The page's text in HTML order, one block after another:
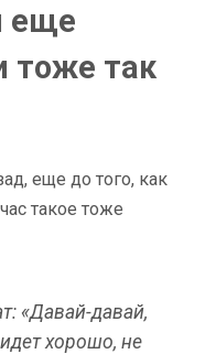
еще
тоже так
еще до того, как
такое тоже
«Давай-давай,
хорошо, не